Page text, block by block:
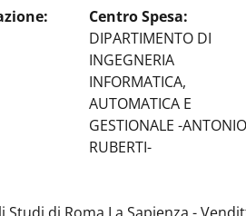
:
Centro Spesa:
DIPARTIMENTO DI
INGEGNERIA
INFORMATICA,
AUTOMATICA E
GESTIONALE -ANTONIO
RUBERTI-